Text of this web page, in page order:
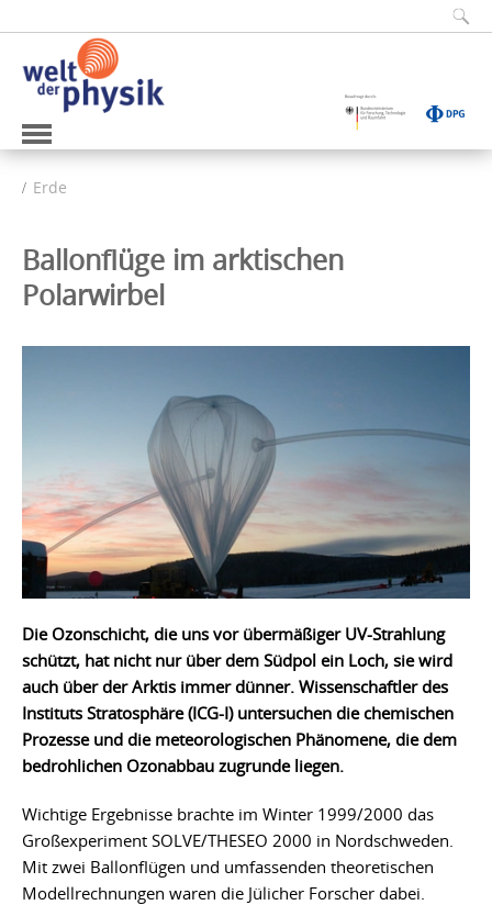
Erde
Ballonflüge im arktischen
Polarwirbel
Die Ozonschicht, die uns vor übermäßiger UV-Strahlung
schützt, hat nicht nur über dem Südpol ein Loch, sie wird
auch über der Arktis immer dünner. Wissenschaftler des
Instituts Stratosphäre (ICG-I) untersuchen die chemischen
Prozesse und die meteorologischen Phänomene, die dem
bedrohlichen Ozonabbau zugrunde liegen.
Wichtige Ergebnisse brachte im Winter 1999/2000 das
Großexperiment SOLVE/THESEO 2000 in Nordschweden.
Mit zwei Ballonflügen und umfassenden theoretischen
Modellrechnungen waren die Jülicher Forscher dabei.